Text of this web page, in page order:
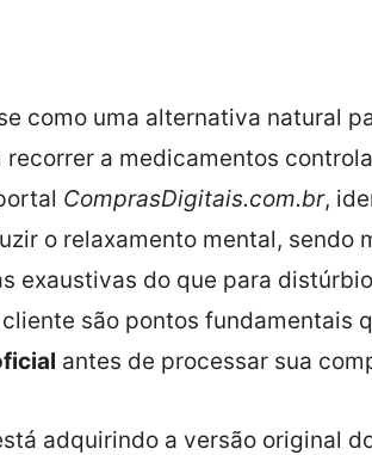
como uma alternativa natural
a medicamentos
ComprasDigitais.com.br,
o relaxamento mental, sendo
exaustivas do que para
são pontos fundamentais
antes de processar sua
adquirindo a versão original